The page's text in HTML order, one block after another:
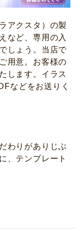
アクスタ）の製
など、専用の入
しょう。当店で
用意。お客様の
します。イラス
などをお送りく
わりがありじぶ
、テンプレート